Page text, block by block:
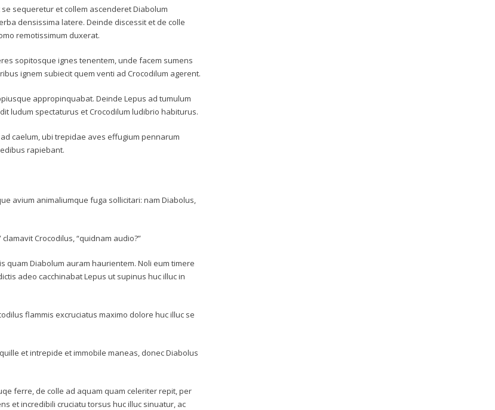
sequeretur et collem ascenderet Diabolum
densissima latere. Deinde discessit et de colle
remotissimum duxerat.
sopitosque ignes tenentem, unde facem sumens
ignem subiecit quem venti ad Crocodilum agerent.
appropinquabat. Deinde Lepus ad tumulum
ludum spectaturus et Crocodilum ludibrio habiturus.
caelum, ubi trepidae aves effugium pennarum
rapiebant.
avium animaliumque fuga sollicitari: nam Diabolus,
Crocodilus, “quidnam audio?”
quam Diabolum auram haurientem. Noli eum timere
adeo cacchinabat Lepus ut supinus huc illuc in
flammis excruciatus maximo dolore huc illuc se
et intrepide et immobile maneas, donec Diabolus
ferre, de colle ad aquam quam celeriter repit, per
et incredibili cruciatu torsus huc illuc sinuatur, ac